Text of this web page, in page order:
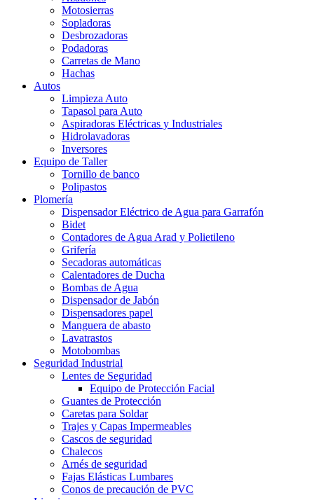
Motosierras
Sopladoras
Desbrozadoras
Podadoras
Carretas de Mano
Hachas
Autos
Limpieza Auto
Tapasol para Auto
Aspiradoras Eléctricas y Industriales
Hidrolavadoras
Inversores
Equipo de Taller
Tornillo de banco
Polipastos
Plomería
Dispensador Eléctrico de Agua para Garrafón
Bidet
Contadores de Agua Arad y Polietileno
Grifería
Secadoras automáticas
Calentadores de Ducha
Bombas de Agua
Dispensador de Jabón
Dispensadores papel
Manguera de abasto
Lavatrastos
Motobombas
Seguridad Industrial
Lentes de Seguridad
Equipo de Protección Facial
Guantes de Protección
Caretas para Soldar
Trajes y Capas Impermeables
Cascos de seguridad
Chalecos
Arnés de seguridad
Fajas Elásticas Lumbares
Conos de precaución de PVC